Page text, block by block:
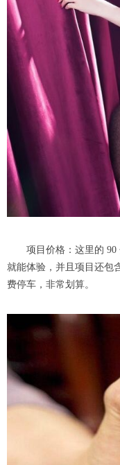
项目价格：这里的 90
就能体验，并且项目还包
费停车，非常划算。